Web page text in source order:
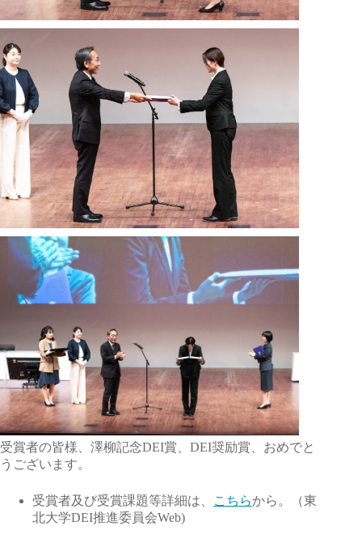
受賞者の皆様、澤柳記念DEI賞、DEI奨励賞、おめでと
うございます。
受賞者及び受賞課題等詳細は、 こちらから。（東
北大学DEI推進委員会Web)